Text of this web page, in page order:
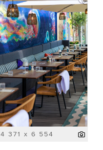
4 371 x 6 554